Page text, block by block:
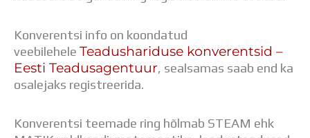
Õpilastööd (UPT)
Distantsõpe
Kodukord
Projektid
Sisseastumine
Konverentsi info on koondatud
veebilehele Teadushariduse konverentsid –
Eesti Teadusagentuur, sealsamas saab end ka
osalejaks registreerida.
Konverentsi teemade ring hõlmab STEAM ehk